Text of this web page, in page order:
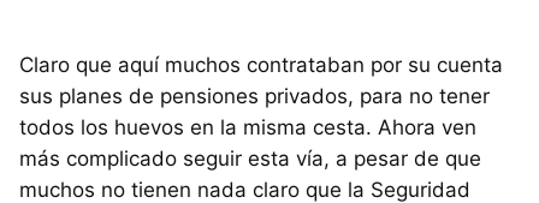
Claro que aquí muchos contrataban por su cuenta
sus planes de pensiones privados, para no tener
todos los huevos en la misma cesta. Ahora ven
más complicado seguir esta vía, a pesar de que
muchos no tienen nada claro que la Seguridad